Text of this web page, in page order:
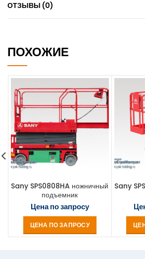
ОТЗЫВЫ (0)
ПОХОЖИЕ
Sany SPS0808HA ножничный
подъемник
Цена по запросу
ЦЕНА ПО ЗАПРОСУ
Sany